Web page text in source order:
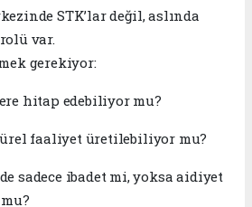
STK’lar değil, aslında
var.
gerekiyor:
hitap edebiliyor mu?
faaliyet üretilebiliyor mu?
sadece ibadet mi, yoksa aidiyet